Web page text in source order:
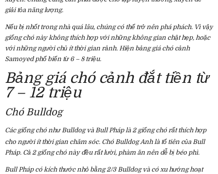
giải tỏa năng lượng.
Nếu bị nhốt trong nhà quá lâu, chúng có thể trở nên phá phách. Vì vậy
giống chó này không thích hợp với những không gian chật hẹp, hoặc
với những người chủ ít thời gian rảnh. Hiện bảng giá chó cảnh
Samoyed phổ biến từ 6 – 8 triệu.
Bảng giá chó cảnh đắt tiền từ
7 – 12 triệu
Chó Bulldog
Các giống chó như Bulldog và Bull Pháp là 2 giống chó rất thích hợp
cho người ít thời gian chăm sóc. Chó Bulldog Anh là tổ tiên của Bull
Pháp. Cả 2 giống chó này đều rất lười, phàm ăn nên dễ bị béo phì.
Bull Pháp có kích thước nhỏ bằng 2/3 Bulldog và có xu hướng hoạt